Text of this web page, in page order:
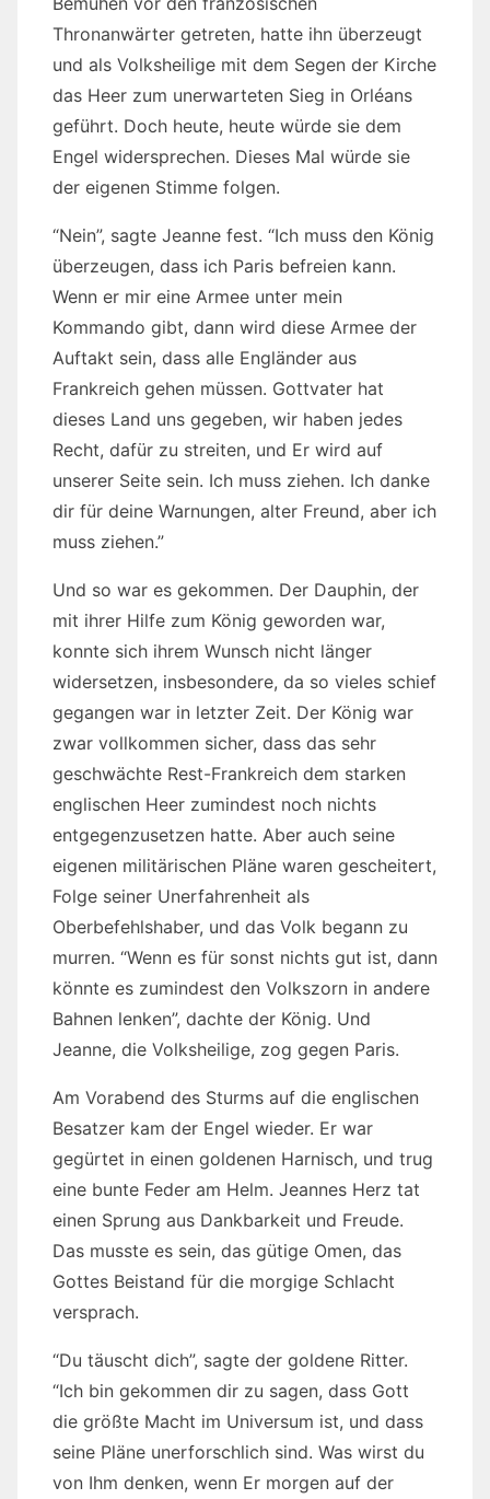
Thronanwärter getreten, hatte ihn überzeugt
und als Volksheilige mit dem Segen der Kirche
das Heer zum unerwarteten Sieg in Orléans
geführt. Doch heute, heute würde sie dem
Engel widersprechen. Dieses Mal würde sie
der eigenen Stimme folgen.
“Nein”, sagte Jeanne fest. “Ich muss den König
überzeugen, dass ich Paris befreien kann.
Wenn er mir eine Armee unter mein
Kommando gibt, dann wird diese Armee der
Auftakt sein, dass alle Engländer aus
Frankreich gehen müssen. Gottvater hat
dieses Land uns gegeben, wir haben jedes
Recht, dafür zu streiten, und Er wird auf
unserer Seite sein. Ich muss ziehen. Ich danke
dir für deine Warnungen, alter Freund, aber ich
muss ziehen.”
Und so war es gekommen. Der Dauphin, der
mit ihrer Hilfe zum König geworden war,
konnte sich ihrem Wunsch nicht länger
widersetzen, insbesondere, da so vieles schief
gegangen war in letzter Zeit. Der König war
zwar vollkommen sicher, dass das sehr
geschwächte Rest-Frankreich dem starken
englischen Heer zumindest noch nichts
entgegenzusetzen hatte. Aber auch seine
eigenen militärischen Pläne waren gescheitert,
Folge seiner Unerfahrenheit als
Oberbefehlshaber, und das Volk begann zu
murren. “Wenn es für sonst nichts gut ist, dann
könnte es zumindest den Volkszorn in andere
Bahnen lenken”, dachte der König. Und
Jeanne, die Volksheilige, zog gegen Paris.
Am Vorabend des Sturms auf die englischen
Besatzer kam der Engel wieder. Er war
gegürtet in einen goldenen Harnisch, und trug
eine bunte Feder am Helm. Jeannes Herz tat
einen Sprung aus Dankbarkeit und Freude.
Das musste es sein, das gütige Omen, das
Gottes Beistand für die morgige Schlacht
versprach.
“Du täuscht dich”, sagte der goldene Ritter.
“Ich bin gekommen dir zu sagen, dass Gott
die größte Macht im Universum ist, und dass
seine Pläne unerforschlich sind. Was wirst du
von Ihm denken, wenn Er morgen auf der